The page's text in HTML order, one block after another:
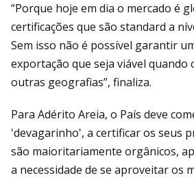
“Porque hoje em dia o mercado é
certificações que são standard a
Sem isso não é possível garantir
exportação que seja viável quando
outras geografias”, finaliza.
Para Adérito Areia, o País deve
'devagarinho', a certificar os seus
são maioritariamente orgânicos,
a necessidade de se aproveitar os